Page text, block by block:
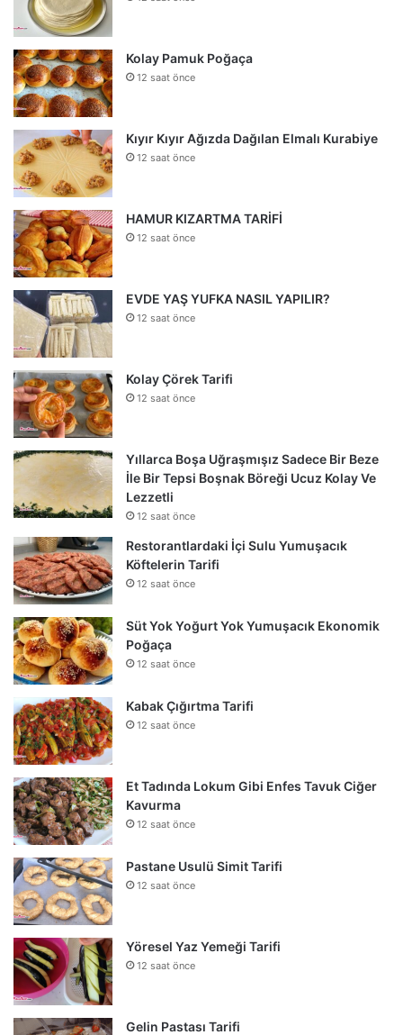
Kolay Pamuk Poğaça
12 saat önce
Kıyır Kıyır Ağızda Dağılan Elmalı Kurabiye
12 saat önce
HAMUR KIZARTMA TARİFİ
12 saat önce
EVDE YAŞ YUFKA NASIL YAPILIR?
12 saat önce
Kolay Çörek Tarifi
12 saat önce
Yıllarca Boşa Uğraşmışız Sadece Bir Beze
İle Bir Tepsi Boşnak Böreği Ucuz Kolay Ve
Lezzetli
12 saat önce
Restorantlardaki İçi Sulu Yumuşacık
Köftelerin Tarifi
12 saat önce
Süt Yok Yoğurt Yok Yumuşacık Ekonomik
Poğaça
12 saat önce
Kabak Çığırtma Tarifi
12 saat önce
Et Tadında Lokum Gibi Enfes Tavuk Ciğer
Kavurma
12 saat önce
Pastane Usulü Simit Tarifi
12 saat önce
Yöresel Yaz Yemeği Tarifi
12 saat önce
Gelin Pastası Tarifi